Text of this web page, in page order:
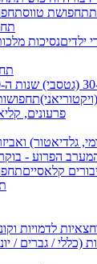
תחפושת טווס
ילדיםנסיכות
שנות ה-60 וה-70 (היפים ודיסקו)
פרעונים,
גלדיאטור)
הפרוע -
קלאסיים
חצאיות לדמויות
(כללי / גברים /